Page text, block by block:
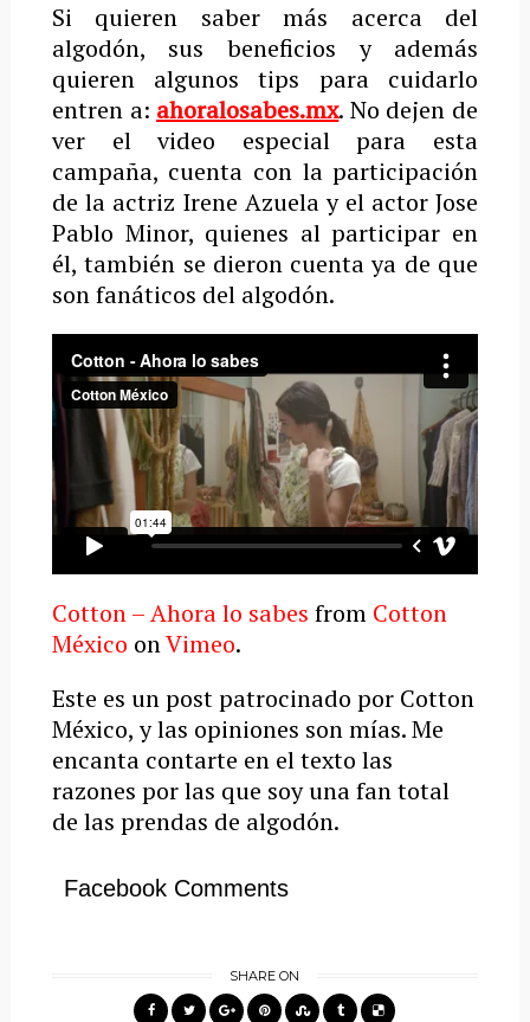
Si quieren saber más acerca del
algodón, sus beneficios y además
quieren algunos tips para cuidarlo
entren a: ahoralosabes.mx. No dejen de
ver el video especial para esta
campaña, cuenta con la participación
de la actriz Irene Azuela y el actor Jose
Pablo Minor, quienes al participar en
él, también se dieron cuenta ya de que
son fanáticos del algodón.
Cotton – Ahora lo sabes from Cotton
México onVimeo.
Este es un post patrocinado por Cotton
México, y las opiniones son mías. Me
encanta contarte en el texto las
razones por las que soy una fan total
de las prendas de algodón.
Facebook Comments
SHARE ON